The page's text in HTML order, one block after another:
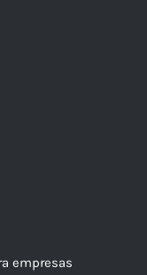
empresas